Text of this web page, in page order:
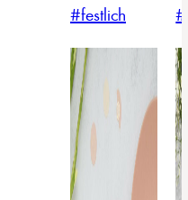
#festlich